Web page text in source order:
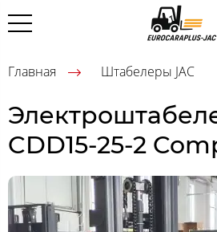
Главная Штабелеры JAC
CDD15-25-2